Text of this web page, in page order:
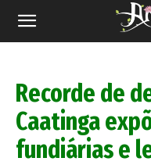
Revista
Recorde de
Caatinga
fundiárias e